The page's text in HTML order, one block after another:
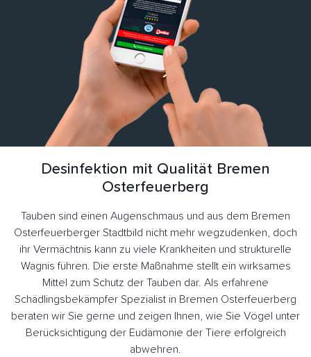
Desinfektion mit Qualität Bremen
Osterfeuerberg
Tauben sind einen Augenschmaus und aus dem Bremen
Osterfeuerberger Stadtbild nicht mehr wegzudenken, doch
ihr Vermächtnis kann zu viele Krankheiten und strukturelle
Wagnis führen. Die erste Maßnahme stellt ein wirksames
Mittel zum Schutz der Tauben dar. Als erfahrene
Schädlingsbekämpfer Spezialist in Bremen Osterfeuerberg
beraten wir Sie gerne und zeigen Ihnen, wie Sie Vögel unter
Berücksichtigung der Eudämonie der Tiere erfolgreich
abwehren.